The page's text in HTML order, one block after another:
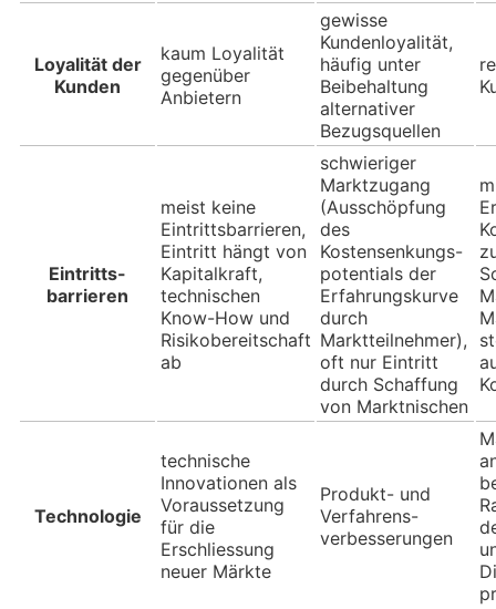
Loyalität der
Kunden
kaum Loyalität
gegenüber
Anbietern
gewisse
Kundenloyalität,
häufig unter
Beibehaltung
alternativer
Bezugsquellen
Eintritts-
barrieren
meist keine
Eintrittsbarrieren,
Eintritt hängt von
Kapitalkraft,
technischen
Know-How und
Risikobereitschaft
ab
schwieriger
Marktzugang
(Ausschöpfung
des
Kostensenkungs-
potentials der
Erfahrungskurve
durch
Marktteilnehmer),
oft nur Eintritt
durch Schaffung
von Marktnischen
Technologie
technische
Innovationen als
Voraussetzung
für die
Erschliessung
neuer Märkte
Produkt- und
Verfahrens-
verbesserungen